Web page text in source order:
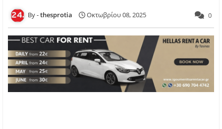
thesprotia Οκτωβρίου 08, 2025 0